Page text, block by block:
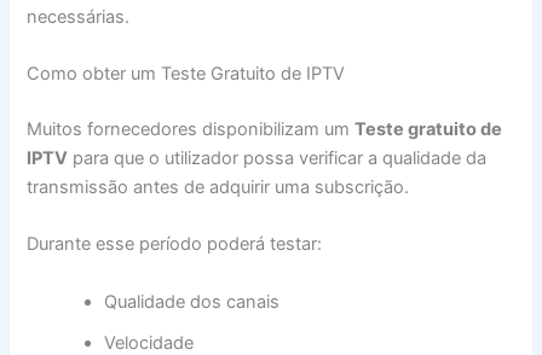
necessárias.
Como obter um Teste Gratuito de IPTV
Muitos fornecedores disponibilizam umTeste gratuito de
IPTV para que o utilizador possa verificar a qualidade da
transmissão antes de adquirir uma subscrição.
Durante esse período poderá testar:
Qualidade dos canais
Velocidade